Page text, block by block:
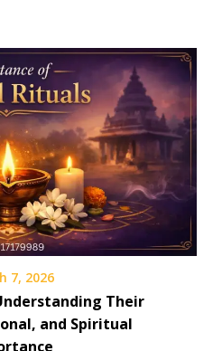
7, 2026
Their
and Spiritual